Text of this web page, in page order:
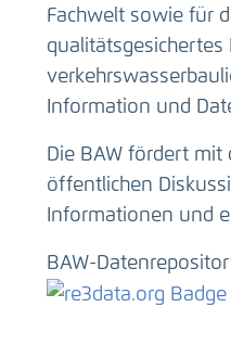
Fachwelt sowie für
Information und
Die BAW fördert
öffentlichen
Informationen und
BAW-